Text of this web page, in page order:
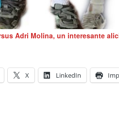
Adri Molina, un interesante
X LinkedIn